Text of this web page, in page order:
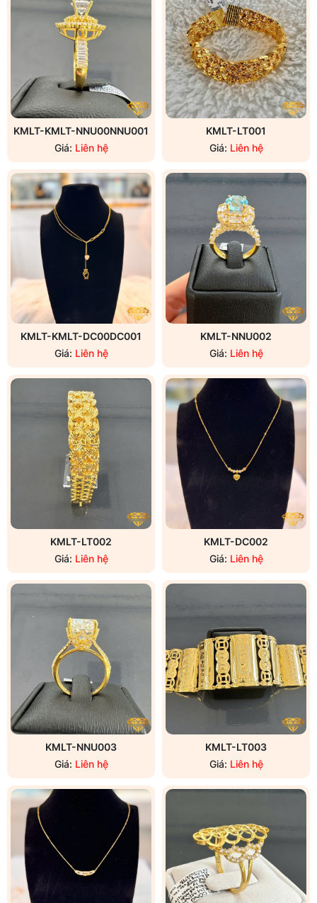
KMLT-KMLT-NNU00NNU001
Giá: Liên hệ
KMLT-LT001
Giá: Liên hệ
KMLT-KMLT-DC00DC001
Giá: Liên hệ
KMLT-NNU002
Giá: Liên hệ
KMLT-LT002
Giá: Liên hệ
KMLT-DC002
Giá: Liên hệ
KMLT-NNU003
Giá: Liên hệ
KMLT-LT003
Giá: Liên hệ